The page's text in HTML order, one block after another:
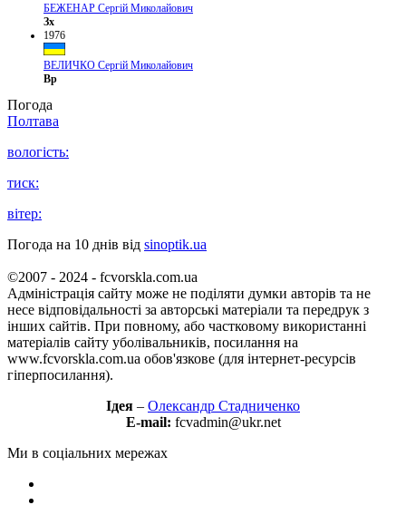
БЕЖЕНАР Сергій Миколайович
Зх
1976
ВЕЛИЧКО Сергій Миколайович
Вр
Погода
Полтава
вологість:
тиск:
вітер:
Погода на 10 днів від sinoptik.ua
©2007 - 2024 - fcvorskla.com.ua
Адміністрація сайту може не поділяти думки авторів та не
несе відповідальності за авторські матеріали та передрук з
інших сайтів. При повному, або частковому використанні
матеріалів сайту уболівальників, посилання на
www.fcvorskla.com.ua обов'язкове (для інтернет-ресурсів
гіперпосилання).
Ідея – Олександр Стадниченко
E-mail: fcvadmin@ukr.net
Ми в соціальних мережах